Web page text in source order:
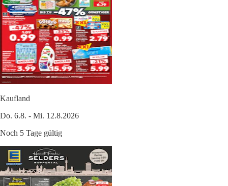
Kaufland
Do. 6.8. - Mi. 12.8.2026
Noch 5 Tage gültig